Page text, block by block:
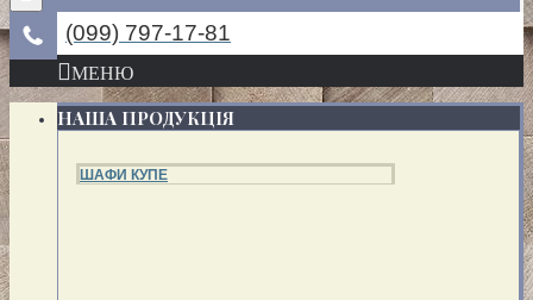
(099) 797-17-81
МЕНЮ
НАША ПРОДУКЦІЯ
ШАФИ КУПЕ